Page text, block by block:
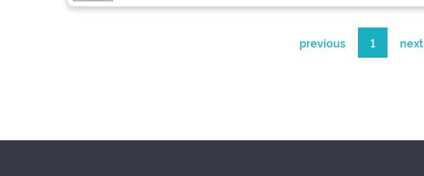
previous 1 next